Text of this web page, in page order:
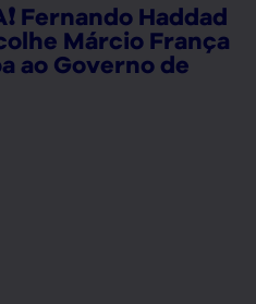
Fernando Haddad
Márcio França
ao Governo de